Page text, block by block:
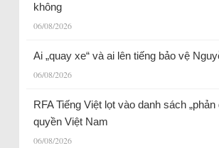
không
06/08/2026
Ai „quay xe“ và ai lên tiếng bảo vệ
06/08/2026
RFA Tiếng Việt lọt vào danh sách
quyền Việt Nam
06/08/2026